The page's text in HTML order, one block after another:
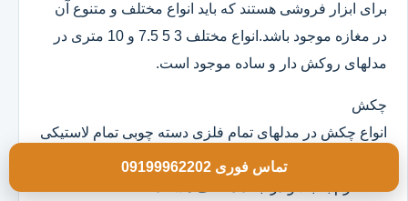
برای ابزار فروشی هستند که باید انواع مختلف و متنوع آن
در مغازه موجود باشد.انواع مختلف 3 5 7.5 و 10 متری در
مدلهای روکش دار و ساده موجود است.
چکش
انواع چکش در مدلهای تمام فلزی دسته چوبی تمام لاستیکی
و ژله ای موجود است که خود آنها در وزن های مختلف از
تماس فوری 09199962202